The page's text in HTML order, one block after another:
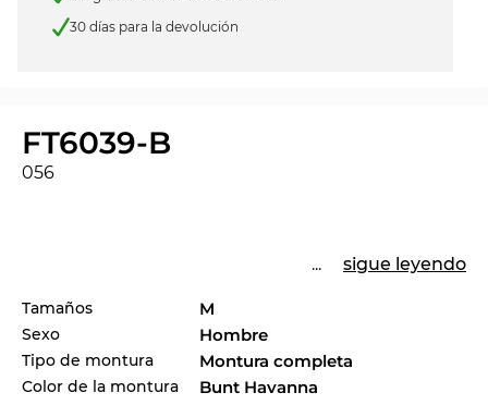
30 días para la devolución
FT6039-B
056
... sigue leyendo
Tamaños M
Sexo Hombre
Tipo de montura Montura completa
Color de la montura Bunt Havanna